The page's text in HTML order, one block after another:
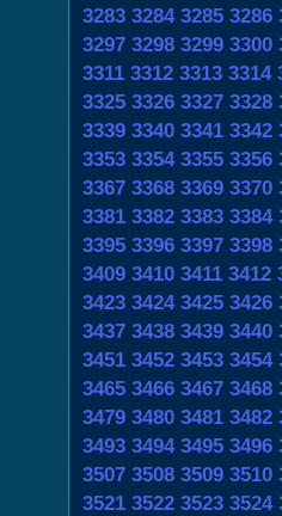
3283 3284 3285 3286
3297 3298 3299 3300
3311 3312 3313 3314
3325 3326 3327 3328
3339 3340 3341 3342
3353 3354 3355 3356
3367 3368 3369 3370
3381 3382 3383 3384
3395 3396 3397 3398
3409 3410 3411 3412
3423 3424 3425 3426
3437 3438 3439 3440
3451 3452 3453 3454
3465 3466 3467 3468
3479 3480 3481 3482
3493 3494 3495 3496
3507 3508 3509 3510
3521 3522 3523 3524